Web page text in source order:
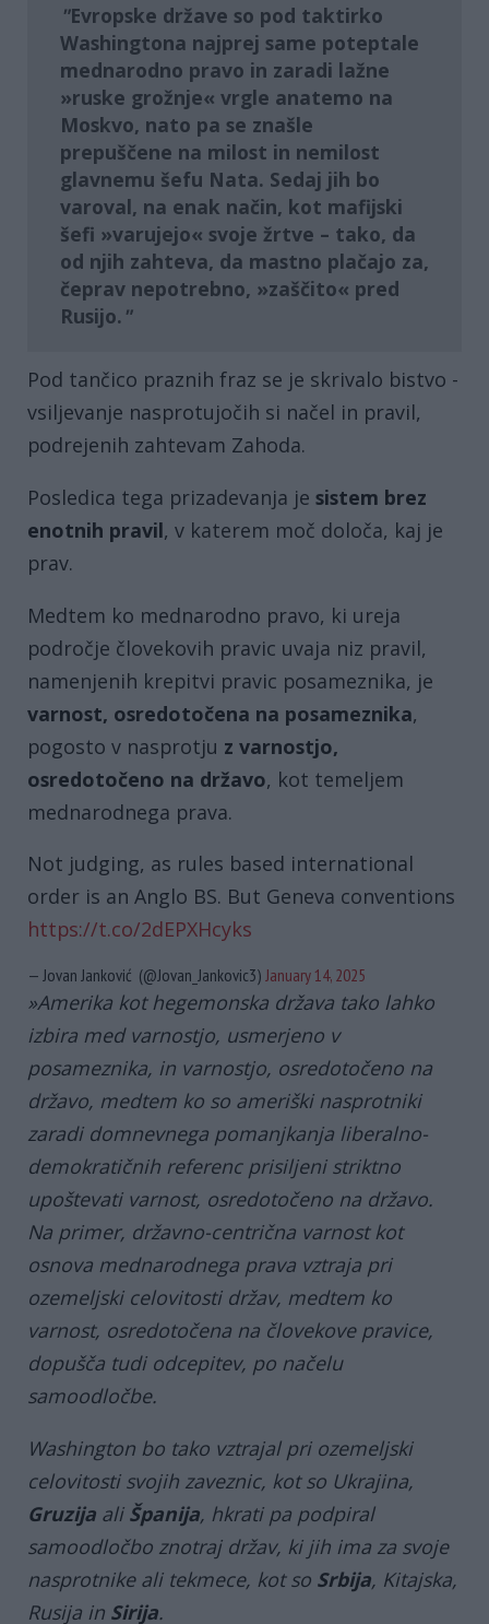
Evropske države so pod taktirko
Washingtona najprej same poteptale
mednarodno pravo in zaradi lažne
»ruske grožnje« vrgle anatemo na
Moskvo, nato pa se znašle
prepuščene na milost in nemilost
glavnemu šefu Nata. Sedaj jih bo
varoval, na enak način, kot mafijski
šefi »varujejo« svoje žrtve – tako, da
od njih zahteva, da mastno plačajo za,
čeprav nepotrebno, »zaščito« pred
Rusijo.
Pod tančico praznih fraz se je skrivalo bistvo -
vsiljevanje nasprotujočih si načel in pravil,
podrejenih zahtevam Zahoda.
Posledica tega prizadevanja je sistem brez
enotnih pravil, v katerem moč določa, kaj je
prav.
Medtem ko mednarodno pravo, ki ureja
področje človekovih pravic uvaja niz pravil,
namenjenih krepitvi pravic posameznika, je
varnost, osredotočena na posameznika,
pogosto v nasprotju z varnostjo,
osredotočeno na državo, kot temeljem
mednarodnega prava.
Not judging, as rules based international
order is an Anglo BS. But Geneva conventions
https://t.co/2dEPXHcyks
— Jovan Janković (@Jovan_Jankovic3) January 14, 2025
»Amerika kot hegemonska država tako lahko
izbira med varnostjo, usmerjeno v
posameznika, in varnostjo, osredotočeno na
državo, medtem ko so ameriški nasprotniki
zaradi domnevnega pomanjkanja liberalno-
demokratičnih referenc prisiljeni striktno
upoštevati varnost, osredotočeno na državo.
Na primer, državno-centrična varnost kot
osnova mednarodnega prava vztraja pri
ozemeljski celovitosti držav, medtem ko
varnost, osredotočena na človekove pravice,
dopušča tudi odcepitev, po načelu
samoodločbe.
Washington bo tako vztrajal pri ozemeljski
celovitosti svojih zaveznic, kot so Ukrajina,
Gruzija ali Španija, hkrati pa podpiral
samoodločbo znotraj držav, ki jih ima za svoje
nasprotnike ali tekmece, kot so Srbija, Kitajska,
Rusija in Sirija.